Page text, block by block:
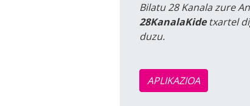
Bilatu 28 Kanala zure
28KanalaKidetxartel
duzu.
APLIKAZIOA